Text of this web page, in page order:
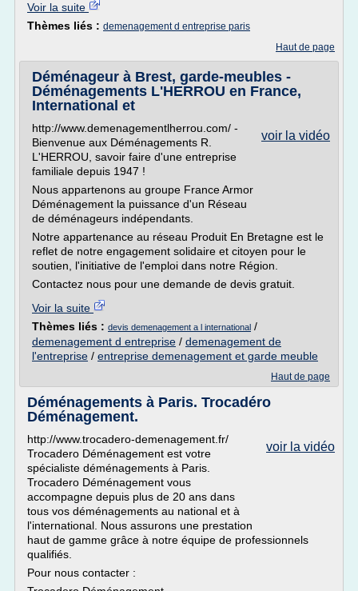
Voir la suite
Thèmes liés : demenagement d entreprise paris
Haut de page
Déménageur à Brest, garde-meubles -
Déménagements L'HERROU en France,
International et
voir la vidéo
http://www.demenagementlherrou.com/ -
Bienvenue aux Déménagements R.
L'HERROU, savoir faire d'une entreprise
familiale depuis 1947 !
Nous appartenons au groupe France Armor
Déménagement la puissance d'un Réseau
de déménageurs indépendants.
Notre appartenance au réseau Produit En Bretagne est le
reflet de notre engagement solidaire et citoyen pour le
soutien, l'initiative de l'emploi dans notre Région.
Contactez nous pour une demande de devis gratuit.
Voir la suite
Thèmes liés : devis demenagement a l international /
demenagement d entreprise / demenagement de
l'entreprise / entreprise demenagement et garde meuble
Haut de page
Déménagements à Paris. Trocadéro
Déménagement.
voir la vidéo
http://www.trocadero-demenagement.fr/
Trocadero Déménagement est votre
spécialiste déménagements à Paris.
Trocadero Déménagement vous
accompagne depuis plus de 20 ans dans
tous vos déménagements au national et à
l'international. Nous assurons une prestation
haut de gamme grâce à notre équipe de professionnels
qualifiés.
Pour nous contacter :